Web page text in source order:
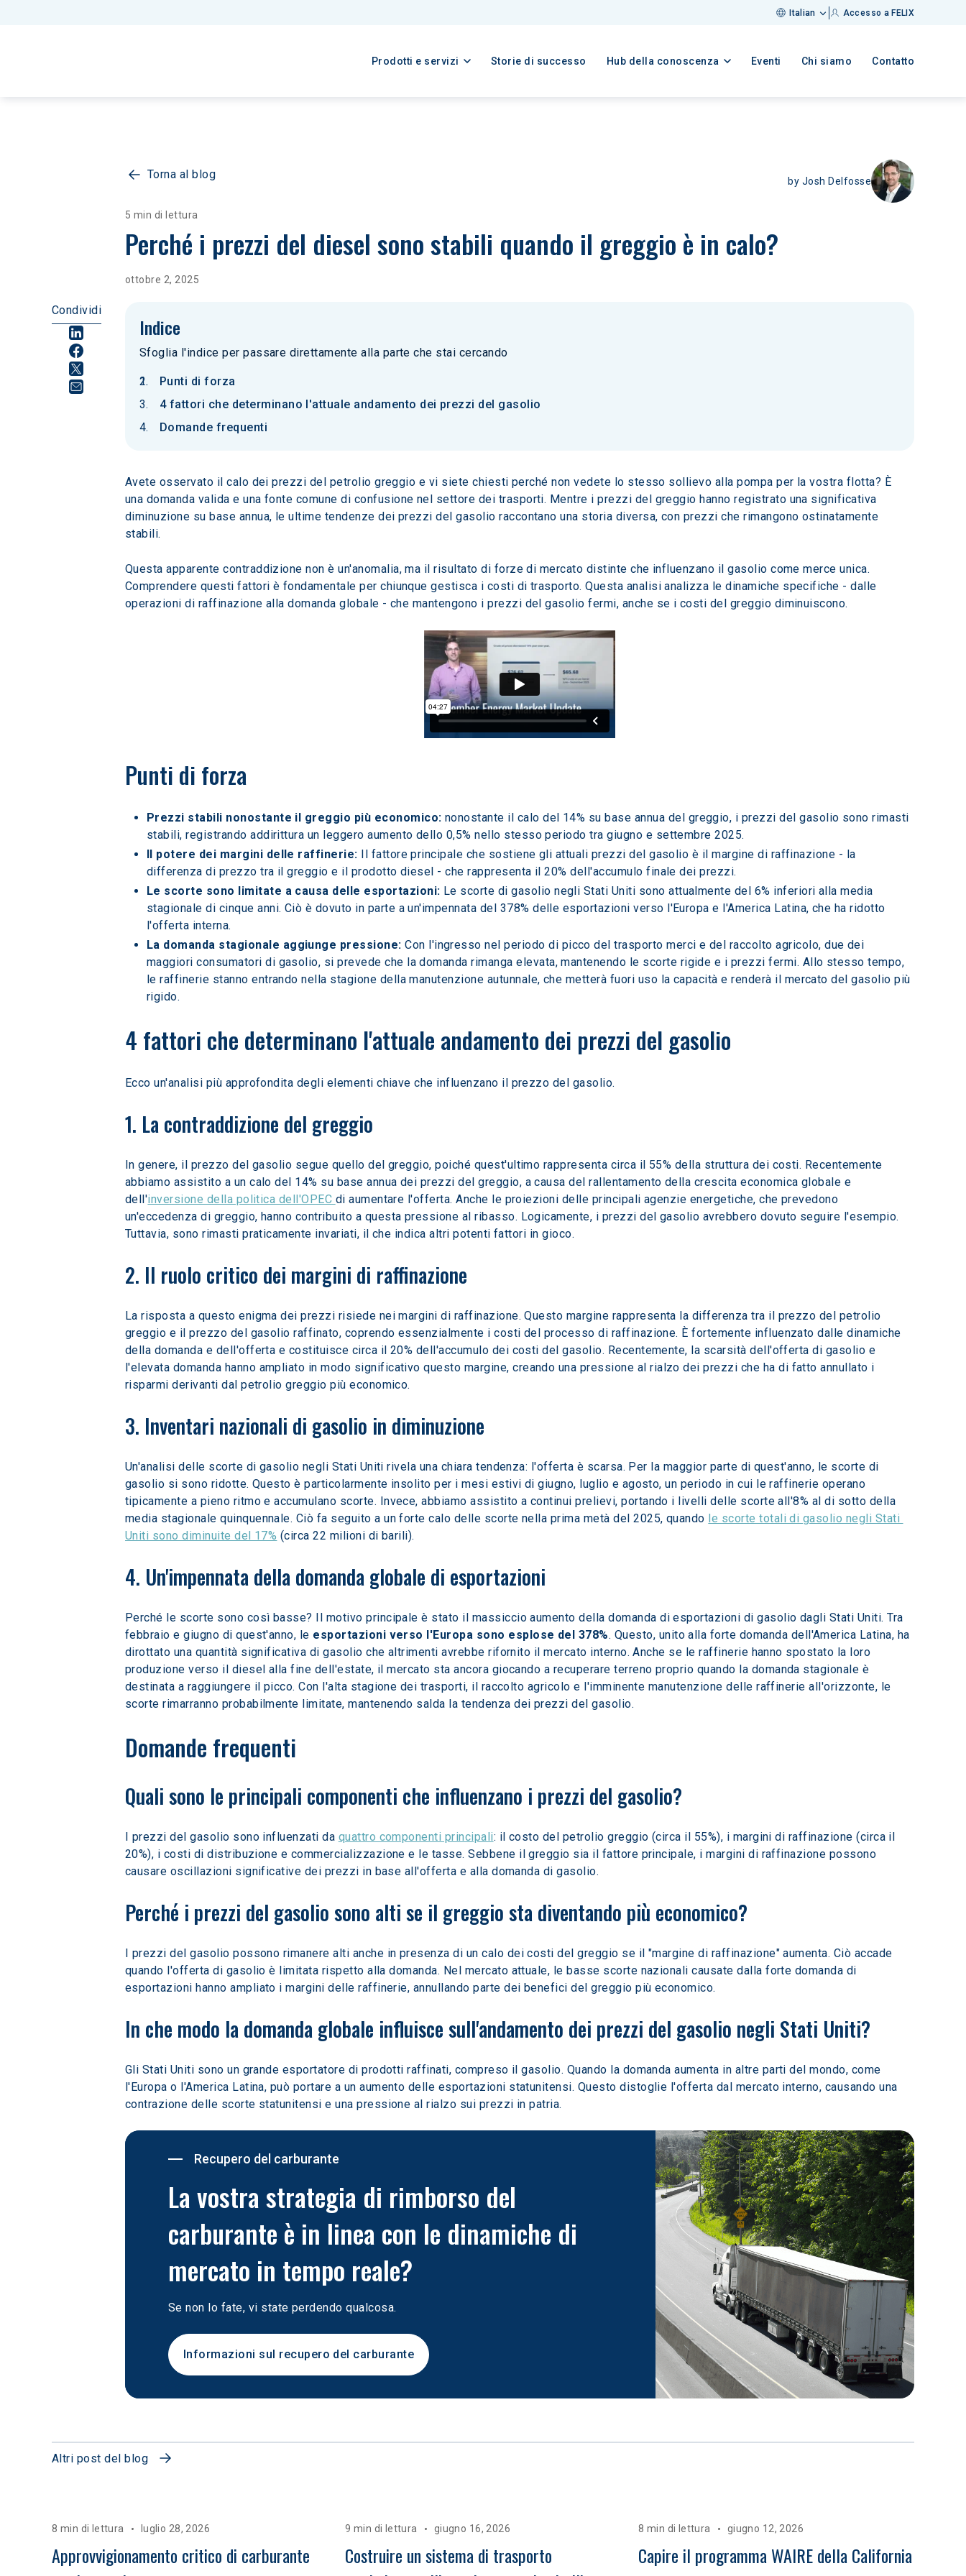
Italian Accesso a FELIX
Prodotti e servizi Storie di successo Hub della conoscenza Eventi Chi siamo Contatto
Torna al blog by Josh Delfosse
5 min di lettura
Perché i prezzi del diesel sono stabili quando il greggio è in calo?
ottobre 2, 2025
Condividi
Indice
Sfoglia l'indice per passare direttamente alla parte che stai cercando
Punti di forza
4 fattori che determinano l'attuale andamento dei prezzi del gasolio
Domande frequenti
Avete osservato il calo dei prezzi del petrolio greggio e vi siete chiesti perché non vedete lo stesso sollievo alla pompa per la vostra flotta? È
una domanda valida e una fonte comune di confusione nel settore dei trasporti. Mentre i prezzi del greggio hanno registrato una significativa
diminuzione su base annua, le ultime tendenze dei prezzi del gasolio raccontano una storia diversa, con prezzi che rimangono ostinatamente
stabili.
Questa apparente contraddizione non è un'anomalia, ma il risultato di forze di mercato distinte che influenzano il gasolio come merce unica.
Comprendere questi fattori è fondamentale per chiunque gestisca i costi di trasporto. Questa analisi analizza le dinamiche specifiche - dalle
operazioni di raffinazione alla domanda globale - che mantengono i prezzi del gasolio fermi, anche se i costi del greggio diminuiscono.
Punti di forza
Prezzi stabili nonostante il greggio più economico: nonostante il calo del 14% su base annua del greggio, i prezzi del gasolio sono rimasti
stabili, registrando addirittura un leggero aumento dello 0,5% nello stesso periodo tra giugno e settembre 2025.
Il potere dei margini delle raffinerie: Il fattore principale che sostiene gli attuali prezzi del gasolio è il margine di raffinazione - la
differenza di prezzo tra il greggio e il prodotto diesel - che rappresenta il 20% dell'accumulo finale dei prezzi.
Le scorte sono limitate a causa delle esportazioni: Le scorte di gasolio negli Stati Uniti sono attualmente del 6% inferiori alla media
stagionale di cinque anni. Ciò è dovuto in parte a un'impennata del 378% delle esportazioni verso l'Europa e l'America Latina, che ha ridotto
l'offerta interna.
La domanda stagionale aggiunge pressione: Con l'ingresso nel periodo di picco del trasporto merci e del raccolto agricolo, due dei
maggiori consumatori di gasolio, si prevede che la domanda rimanga elevata, mantenendo le scorte rigide e i prezzi fermi. Allo stesso tempo,
le raffinerie stanno entrando nella stagione della manutenzione autunnale, che metterà fuori uso la capacità e renderà il mercato del gasolio più
rigido.
4 fattori che determinano l'attuale andamento dei prezzi del gasolio
Ecco un'analisi più approfondita degli elementi chiave che influenzano il prezzo del gasolio.
1. La contraddizione del greggio
In genere, il prezzo del gasolio segue quello del greggio, poiché quest'ultimo rappresenta circa il 55% della struttura dei costi. Recentemente
abbiamo assistito a un calo del 14% su base annua dei prezzi del greggio, a causa del rallentamento della crescita economica globale e
dell'inversione della politica dell'OPEC di aumentare l'offerta. Anche le proiezioni delle principali agenzie energetiche, che prevedono
un'eccedenza di greggio, hanno contribuito a questa pressione al ribasso. Logicamente, i prezzi del gasolio avrebbero dovuto seguire l'esempio.
Tuttavia, sono rimasti praticamente invariati, il che indica altri potenti fattori in gioco.
2. Il ruolo critico dei margini di raffinazione
La risposta a questo enigma dei prezzi risiede nei margini di raffinazione. Questo margine rappresenta la differenza tra il prezzo del petrolio
greggio e il prezzo del gasolio raffinato, coprendo essenzialmente i costi del processo di raffinazione. È fortemente influenzato dalle dinamiche
della domanda e dell'offerta e costituisce circa il 20% dell'accumulo dei costi del gasolio. Recentemente, la scarsità dell'offerta di gasolio e
l'elevata domanda hanno ampliato in modo significativo questo margine, creando una pressione al rialzo dei prezzi che ha di fatto annullato i
risparmi derivanti dal petrolio greggio più economico.
3. Inventari nazionali di gasolio in diminuzione
Un'analisi delle scorte di gasolio negli Stati Uniti rivela una chiara tendenza: l'offerta è scarsa. Per la maggior parte di quest'anno, le scorte di
gasolio si sono ridotte. Questo è particolarmente insolito per i mesi estivi di giugno, luglio e agosto, un periodo in cui le raffinerie operano
tipicamente a pieno ritmo e accumulano scorte. Invece, abbiamo assistito a continui prelievi, portando i livelli delle scorte all'8% al di sotto della
media stagionale quinquennale. Ciò fa seguito a un forte calo delle scorte nella prima metà del 2025, quando le scorte totali di gasolio negli Stati
Uniti sono diminuite del 17% (circa 22 milioni di barili).
4. Un'impennata della domanda globale di esportazioni
Perché le scorte sono così basse? Il motivo principale è stato il massiccio aumento della domanda di esportazioni di gasolio dagli Stati Uniti. Tra
febbraio e giugno di quest'anno, le esportazioni verso l'Europa sono esplose del 378%. Questo, unito alla forte domanda dell'America Latina, ha
dirottato una quantità significativa di gasolio che altrimenti avrebbe rifornito il mercato interno. Anche se le raffinerie hanno spostato la loro
produzione verso il diesel alla fine dell'estate, il mercato sta ancora giocando a recuperare terreno proprio quando la domanda stagionale è
destinata a raggiungere il picco. Con l'alta stagione dei trasporti, il raccolto agricolo e l'imminente manutenzione delle raffinerie all'orizzonte, le
scorte rimarranno probabilmente limitate, mantenendo salda la tendenza dei prezzi del gasolio.
Domande frequenti
Quali sono le principali componenti che influenzano i prezzi del gasolio?
I prezzi del gasolio sono influenzati da quattro componenti principali: il costo del petrolio greggio (circa il 55%), i margini di raffinazione (circa il
20%), i costi di distribuzione e commercializzazione e le tasse. Sebbene il greggio sia il fattore principale, i margini di raffinazione possono
causare oscillazioni significative dei prezzi in base all'offerta e alla domanda di gasolio.
Perché i prezzi del gasolio sono alti se il greggio sta diventando più economico?
I prezzi del gasolio possono rimanere alti anche in presenza di un calo dei costi del greggio se il "margine di raffinazione" aumenta. Ciò accade
quando l'offerta di gasolio è limitata rispetto alla domanda. Nel mercato attuale, le basse scorte nazionali causate dalla forte domanda di
esportazioni hanno ampliato i margini delle raffinerie, annullando parte dei benefici del greggio più economico.
In che modo la domanda globale influisce sull'andamento dei prezzi del gasolio negli Stati Uniti?
Gli Stati Uniti sono un grande esportatore di prodotti raffinati, compreso il gasolio. Quando la domanda aumenta in altre parti del mondo, come
l'Europa o l'America Latina, può portare a un aumento delle esportazioni statunitensi. Questo distoglie l'offerta dal mercato interno, causando una
contrazione delle scorte statunitensi e una pressione al rialzo sui prezzi in patria.
Recupero del carburante
La vostra strategia di rimborso del
carburante è in linea con le dinamiche di
mercato in tempo reale?
Se non lo fate, vi state perdendo qualcosa.
Informazioni sul recupero del carburante
Altri post del blog
8 min di lettura luglio 28, 2026
Approvvigionamento critico di carburante
9 min di lettura giugno 16, 2026
Costruire un sistema di trasporto
8 min di lettura giugno 12, 2026
Capire il programma WAIRE della California